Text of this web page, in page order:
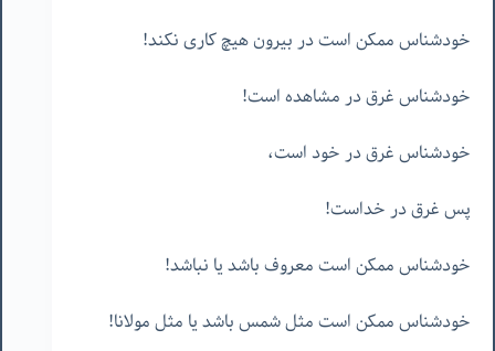
خودشناس ممکن است در بیرون هیچ کاری نکند!
خودشناس غرق در مشاهده است!
خودشناس غرق در خود است،
پس غرق در خداست!
خودشناس ممکن است معروف باشد یا نباشد!
خودشناس ممکن است مثل شمس باشد یا مثل مولانا!